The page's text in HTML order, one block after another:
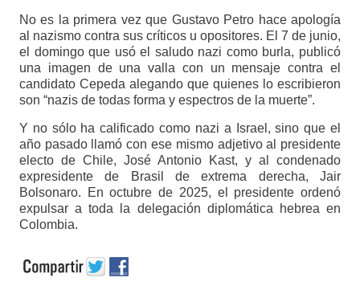
No es la primera vez que Gustavo Petro hace apología
al nazismo contra sus críticos u opositores. El 7 de junio,
el domingo que usó el saludo nazi como burla, publicó
una imagen de una valla con un mensaje contra el
candidato Cepeda alegando que quienes lo escribieron
son “nazis de todas forma y espectros de la muerte”.
Y no sólo ha calificado como nazi a Israel, sino que el
año pasado llamó con ese mismo adjetivo al presidente
electo de Chile, José Antonio Kast, y al condenado
expresidente de Brasil de extrema derecha, Jair
Bolsonaro. En octubre de 2025, el presidente ordenó
expulsar a toda la delegación diplomática hebrea en
Colombia.